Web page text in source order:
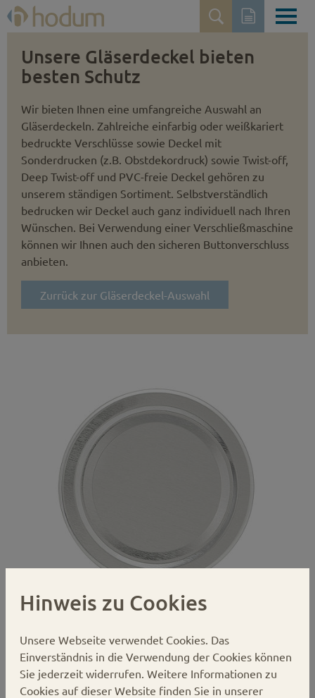
Unsere Gläserdeckel bieten
besten Schutz
Wir bieten Ihnen eine umfangreiche Auswahl an
Gläserdeckeln. Zahlreiche einfarbig oder weißkariert
bedruckte Verschlüsse sowie Deckel mit
Sonderdrucken (z.B. Obst­dekordruck) sowie Twist-off,
Deep Twist-off und PVC-freie Deckel gehören zu
unserem ständigen Sortiment. Selbstver­ständlich
bedrucken wir Deckel auch ganz individuell nach Ihren
Wünschen. Bei Verwendung einer Verschließmaschine
können wir Ihnen auch den sicheren Button­verschluss
anbieten.
Zurrück zur Gläserdeckel-Auswahl
Gläserdeckel 66mm silber Deep
Twist-off
Hinweis zu Cookies
Unsere Webseite verwendet Cookies. Das
Einverständnis in die Verwendung der Cookies können
Sie jederzeit widerrufen. Weitere Informationen zu
Cookies auf dieser Website finden Sie in unserer